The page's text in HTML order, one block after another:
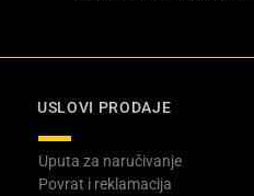
USLOVI PRODAJE
Uputa za naručivanje
Povrat i reklamacija